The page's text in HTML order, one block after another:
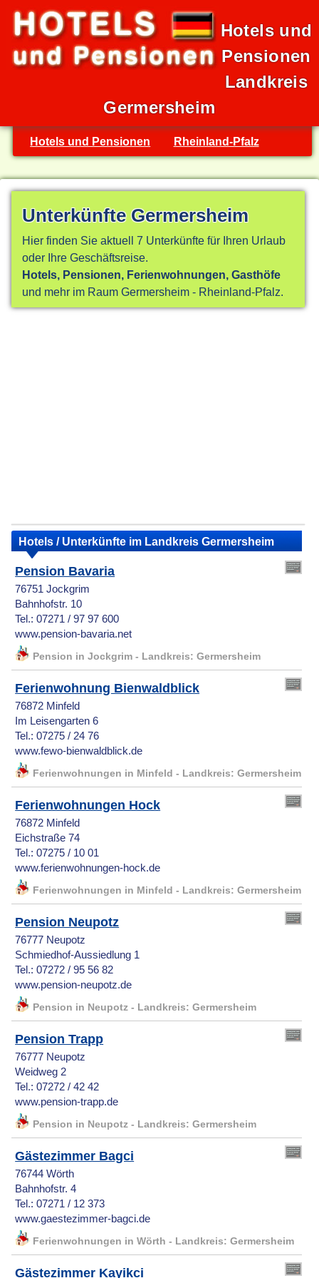
Hotels und
Pensionen
Landkreis
Germersheim
Hotels und Pensionen Rheinland-Pfalz
Unterkünfte Germersheim
Hier finden Sie aktuell 7 Unterkünfte für Ihren Urlaub
oder Ihre Geschäftsreise.
Hotels, Pensionen, Ferienwohnungen, Gasthöfe
und mehr im Raum Germersheim - Rheinland-Pfalz.
Hotels / Unterkünfte im Landkreis Germersheim
Pension Bavaria
76751 Jockgrim
Bahnhofstr. 10
Tel.: 07271 / 97 97 600
www.pension-bavaria.net
Pension in Jockgrim - Landkreis: Germersheim
Ferienwohnung Bienwaldblick
76872 Minfeld
Im Leisengarten 6
Tel.: 07275 / 24 76
www.fewo-bienwaldblick.de
Ferienwohnungen in Minfeld - Landkreis: Germersheim
Ferienwohnungen Hock
76872 Minfeld
Eichstraße 74
Tel.: 07275 / 10 01
www.ferienwohnungen-hock.de
Ferienwohnungen in Minfeld - Landkreis: Germersheim
Pension Neupotz
76777 Neupotz
Schmiedhof-Aussiedlung 1
Tel.: 07272 / 95 56 82
www.pension-neupotz.de
Pension in Neupotz - Landkreis: Germersheim
Pension Trapp
76777 Neupotz
Weidweg 2
Tel.: 07272 / 42 42
www.pension-trapp.de
Pension in Neupotz - Landkreis: Germersheim
Gästezimmer Bagci
76744 Wörth
Bahnhofstr. 4
Tel.: 07271 / 12 373
www.gaestezimmer-bagci.de
Ferienwohnungen in Wörth - Landkreis: Germersheim
Gästezimmer Kayikci